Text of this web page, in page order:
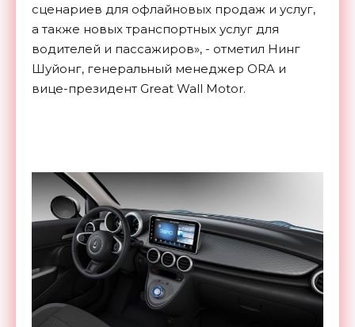
сценариев для офлайновых продаж и услуг,
а также новых транспортных услуг для
водителей и пассажиров», - отметил Нинг
Шуйонг, генеральный менеджер ORA и
вице-президент Great Wall Motor.